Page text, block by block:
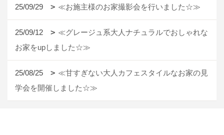
25/09/29 ≪お施主様のお家撮影会を行いました☆≫
25/09/12
≪グレージュ系大人ナチュラルでおしゃれな
お家をupしました☆≫
25/08/25
≪甘すぎない大人カフェスタイルなお家の見
学会を開催しました☆≫